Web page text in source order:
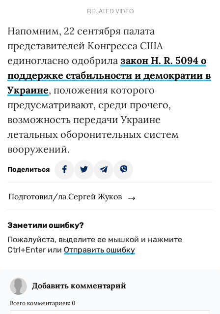
RELATED VIDEO
Напомним, 22 сентября палата
представителей Конгресса США
единогласно одобрила закон H. R. 5094 о
поддержке стабильности и демократии в
Украине, положения которого
предусматривают, среди прочего,
возможность передачи Украине
летальных оборонительных систем
вооружений.
Поделиться
Подготовил/ла Сергей Жуков
Заметили ошибку?
Пожалуйста, выделите ее мышкой и нажмите
Ctrl+Enter или Отправить ошибку
Добавить комментарий
Всего комментариев: 0